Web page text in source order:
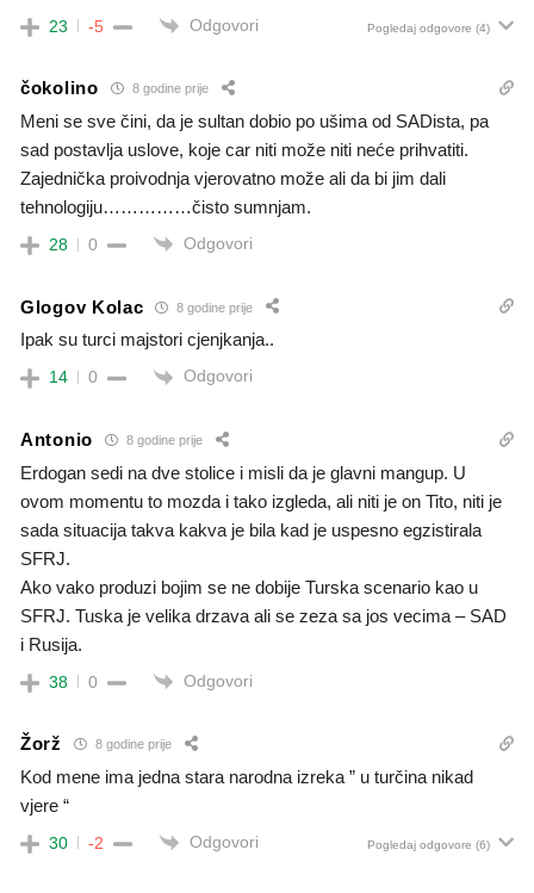
23 -5 Odgovori Pogledaj odgovore (4)
čokolino 8 godine prije
Meni se sve čini, da je sultan dobio po ušima od SADista, pa
sad postavlja uslove, koje car niti može niti neće prihvatiti.
Zajednička proivodnja vjerovatno može ali da bi jim dali
tehnologiju……………čisto sumnjam.
28 0 Odgovori
Glogov Kolac 8 godine prije
Ipak su turci majstori cjenjkanja..
14 0 Odgovori
Antonio 8 godine prije
Erdogan sedi na dve stolice i misli da je glavni mangup. U
ovom momentu to mozda i tako izgleda, ali niti je on Tito, niti je
sada situacija takva kakva je bila kad je uspesno egzistirala
SFRJ.
Ako vako produzi bojim se ne dobije Turska scenario kao u
SFRJ. Tuska je velika drzava ali se zeza sa jos vecima – SAD
i Rusija.
38 0 Odgovori
Žorž 8 godine prije
Kod mene ima jedna stara narodna izreka ” u turčina nikad
vjere “
30 -2 Odgovori Pogledaj odgovore (6)